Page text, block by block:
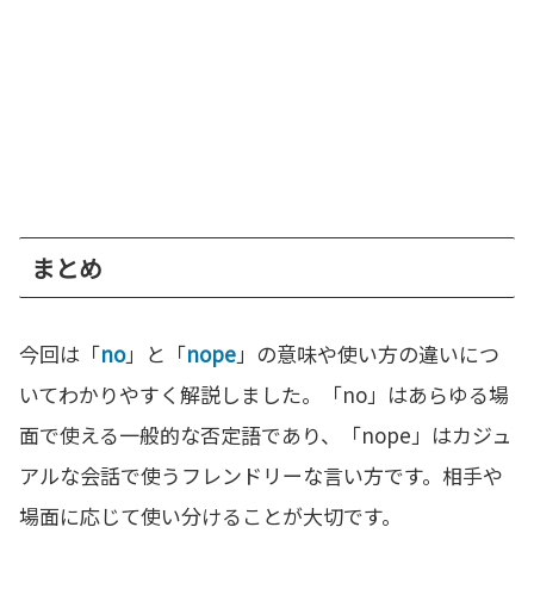
まとめ
今回は「no」と「nope」の意味や使い方の違いにつ
いてわかりやすく解説しました。「no」はあらゆる場
面で使える一般的な否定語であり、「nope」はカジュ
アルな会話で使うフレンドリーな言い方です。相手や
場面に応じて使い分けることが大切です。